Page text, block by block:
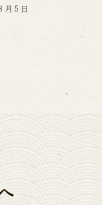
5日